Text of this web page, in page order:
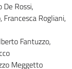
De Rossi,
Francesca Rogliani,
Fantuzzo,
Meggetto